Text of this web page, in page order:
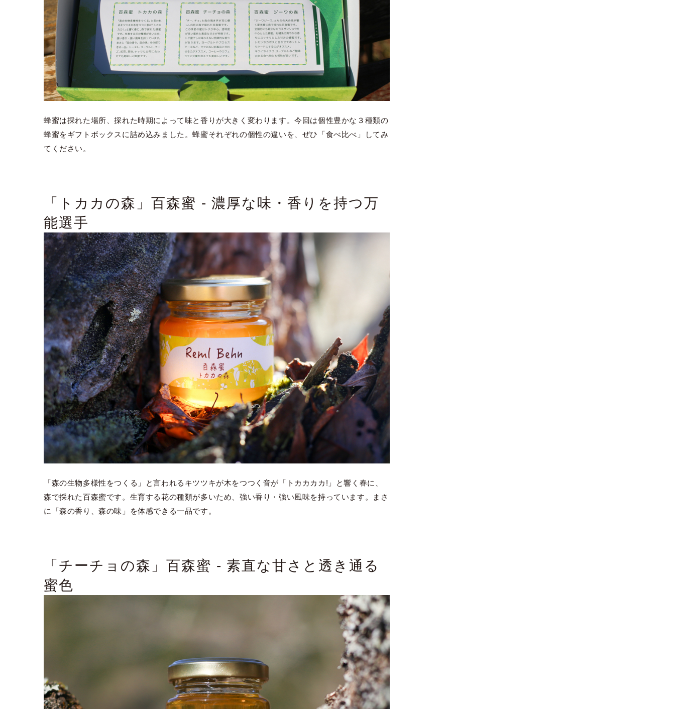
蜂蜜は採れた場所、採れた時期によって味と香りが大きく変わります。今回は個性豊かな３種類の
蜂蜜をギフトボックスに詰め込みました。蜂蜜それぞれの個性の違いを、ぜひ「食べ比べ」してみ
てください。
「トカカの森」百森蜜 - 濃厚な味・香りを持つ万
能選手
「森の生物多様性をつくる」と言われるキツツキが木をつつく音が「トカカカカ!」と響く春に、
森で採れた百森蜜です。生育する花の種類が多いため、強い香り・強い風味を持っています。まさ
に「森の香り、森の味」を体感できる一品です。
「チーチョの森」百森蜜 - 素直な甘さと透き通る
蜜色